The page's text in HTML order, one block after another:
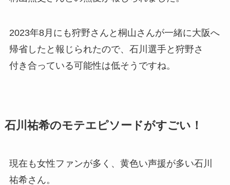
2023年8月にも狩野さんと桐山さんが一緒に大阪へ
帰省したと報じられたので、石川選手と狩野さ
付き合っている可能性は低そうですね。
石川祐希のモテエピソードがすごい！
現在も女性ファンが多く、黄色い声援が多い石川
祐希さん。